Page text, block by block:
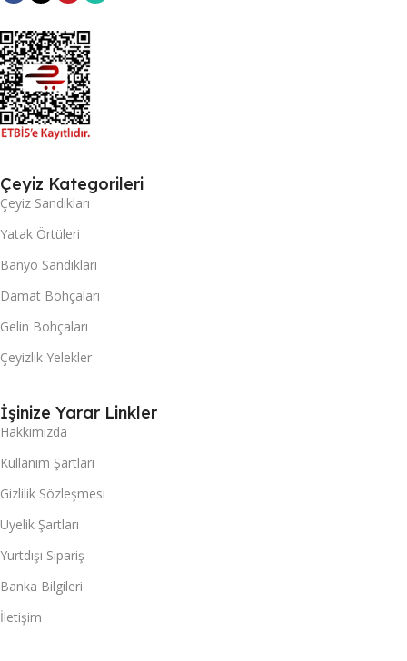
Çeyiz Kategorileri
Çeyiz Sandıkları
Yatak Örtüleri
Banyo Sandıkları
Damat Bohçaları
Gelin Bohçaları
Çeyizlik Yelekler
İşinize Yarar Linkler
Hakkımızda
Kullanım Şartları
Gizlilik Sözleşmesi
Üyelik Şartları
Yurtdışı Sipariş
Banka Bilgileri
İletişim